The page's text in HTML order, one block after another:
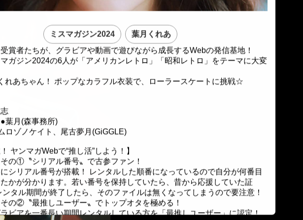
ミスマガジン2024
葉月くれあ
賞者たちが、グラビアや動画で遊びながら成長するWebの発信基地！
ガジン2024の6人が「アメリカンレトロ」「昭和レトロ」をテーマに大変
れあちゃん！ ポップなカラフル衣装で、ローラースケートに挑戦☆
葉月(森事務所)
ロゾノケイト、尾古夢月(GiGGLE)
ヤンマガWebで“推し活”しよう！】
の①〝シリアル番号〟で古参ファン！
シリアル番号が搭載！ レンタルした順番になっているので自分が何番目
かが分かります。若い番号を保持していたら、昔から応援していた証
タル期間が終了したら、そのファイルは無くなってしまうので要注意！
の②〝最推しユーザー〟でトップオタを極める！
ビアを一番長い期間レンタルしている方を「最推しユーザー」に認定！